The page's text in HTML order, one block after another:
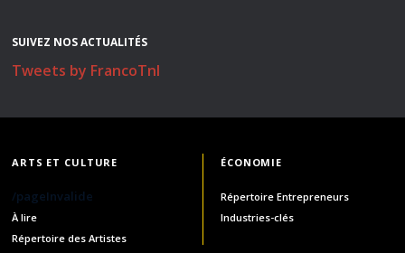
SUIVEZ NOS ACTUALITÉS
Tweets by FrancoTnl
ARTS ET CULTURE
/pageInvalide
À lire
Répertoire des Artistes
ÉCONOMIE
Répertoire Entrepreneurs
Industries-clés